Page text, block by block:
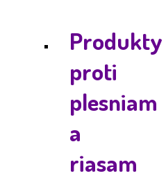
Produkty
proti
plesniam
a
riasam